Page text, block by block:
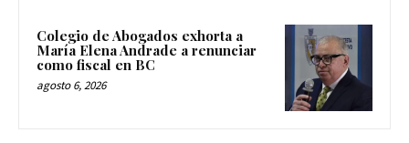
Colegio de Abogados exhorta a
María Elena Andrade a renunciar
como fiscal en BC
agosto 6, 2026